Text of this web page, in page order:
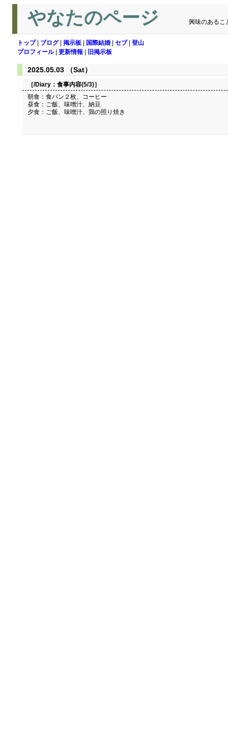
やなたのページ 興味のあるこ
トップ| ブログ| 掲示板 国際結婚 セブ| 登山
プロフィール| 更新情報 旧掲示板
2025.05.03 （Sat）
［/Diary： 食事内容(5/3)］
朝食：食パン２枚、コーヒー
昼食：ご飯、味噌汁、納豆
夕食：ご飯、味噌汁、鶏の照り焼き